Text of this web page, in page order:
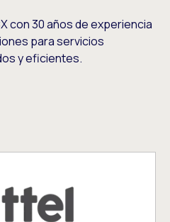
con 30 años de experiencia
para servicios
y eficientes.